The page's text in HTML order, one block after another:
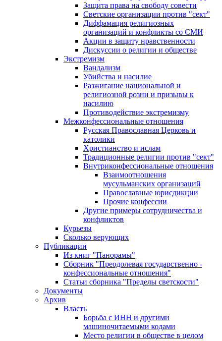
Защита права на свободу совести
Светские организации против "сект"
Диффамация религиозных
организаций и конфликты со СМИ
Акции в защиту нравственности
Дискуссии о религии и обществе
Экстремизм
Вандализм
Убийства и насилие
Разжигание национальной и
религиозной розни и призывы к
насилию
Противодействие экстремизму
Межконфессиональные отношения
Русская Православная Церковь и
католики
Христианство и ислам
Традиционные религии против "сект"
Внутриконфессиональные отношения
Взаимоотношения
мусульманских организаций
Православные юрисдикции
Прочие конфессии
Другие примеры сотрудничества и
конфликтов
Курьезы
Сколько верующих
Публикации
Из книг "Панорамы"
Сборник "Преодолевая государственно -
конфессиональные отношения"
Статьи сборника "Пределы светскости"
Документы
Архив
Власть
Борьба с ИНН и другими
машиночитаемыми кодами
Место религии в обществе в целом